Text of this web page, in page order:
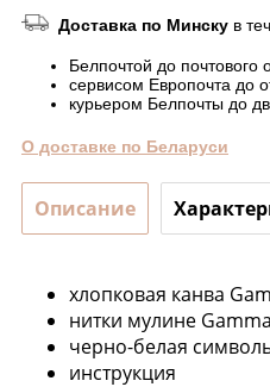
Доставка по Минску в
Белпочтой до почтового
сервисом Европочта до
курьером Белпочты до
О доставке по Беларуси
Описание
хлопковая канва
нитки мулине
черно-белая
инструкция